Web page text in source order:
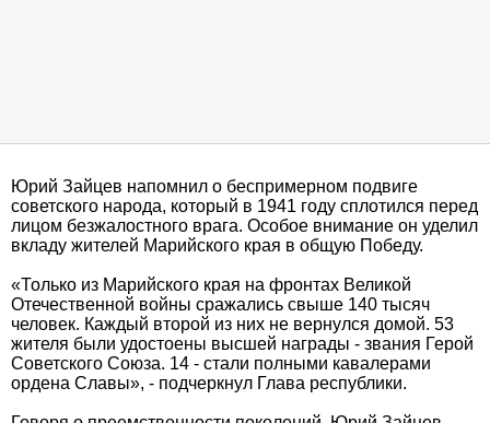
Юрий Зайцев напомнил о беспримерном подвиге
советского народа, который в 1941 году сплотился перед
лицом безжалостного врага. Особое внимание он уделил
вкладу жителей Марийского края в общую Победу.
«Только из Марийского края на фронтах Великой
Отечественной войны сражались свыше 140 тысяч
человек. Каждый второй из них не вернулся домой. 53
жителя были удостоены высшей награды - звания Герой
Советского Союза. 14 - стали полными кавалерами
ордена Славы», - подчеркнул Глава республики.